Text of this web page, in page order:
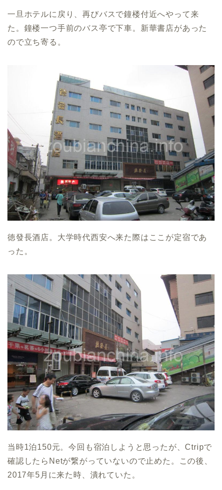
一旦ホテルに戻り、再びバスで鐘楼付近へやって来
た。鐘楼一つ手前のバス亭で下車。新華書店があった
ので立ち寄る。
徳發長酒店。大学時代西安へ来た際はここが定宿であ
った。
当時1泊150元。今回も宿泊しようと思ったが、Ctripで
確認したらNetが繋がっていないので止めた。この後、
2017年5月に来た時、潰れていた。